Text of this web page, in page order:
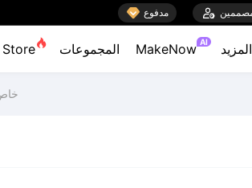
 مدفوع 
Store المجموعات MakeNow AI